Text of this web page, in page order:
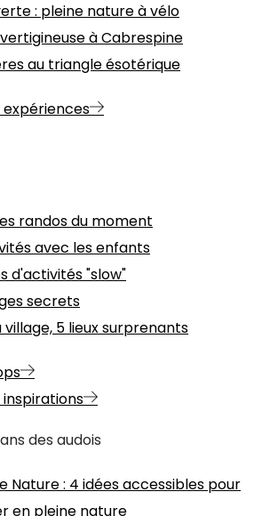
: pleine nature à vélo
à Cabrespine
au triangle ésotérique
expériences
randos du moment
avec les enfants
d'activités "slow"
secrets
village, 5 lieux surprenants
inspirations
des audois
Nature: 4 idées accessibles pour
en pleine nature